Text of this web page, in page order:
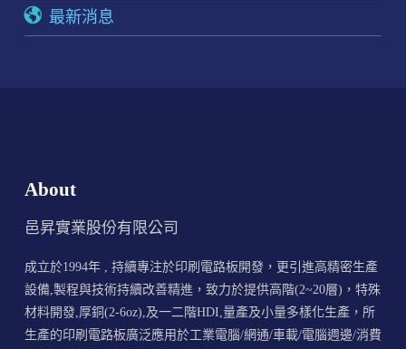
最新消息
About
邑昇實業股份有限公司
成立於1994年 , 持續專注於印刷電路板開發，更引進高精密生產
設備,製程與技術持續改善精進，致力於提供高階(2~20層)，特殊
材料開發,厚銅(2-6oz),及一二階HDI,量產及小量多樣化生產，所
生產的印刷電路板廣泛應用於工業電腦/網通/車載/電腦週邊/消費